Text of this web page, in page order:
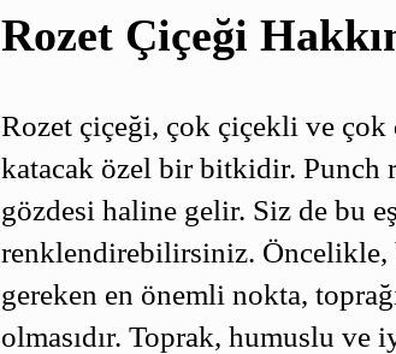
Rozet Çiçeği
Rozet çiçeği, çok çiçekli ve çok
katacak özel bir bitkidir. Punch
gözdesi haline gelir. Siz de bu
renklendirebilirsiniz. Öncelikle,
gereken en önemli nokta,
olmasıdır. Toprak, humuslu ve